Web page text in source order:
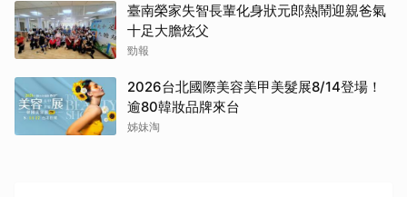
臺南榮家失智長輩化身狀元郎熱鬧迎親爸氣
十足大膽炫父
勁報
2026台北國際美容美甲美髮展8/14登場！
逾80韓妝品牌來台
姊妹淘